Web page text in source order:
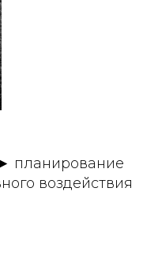
планирование
воздействия